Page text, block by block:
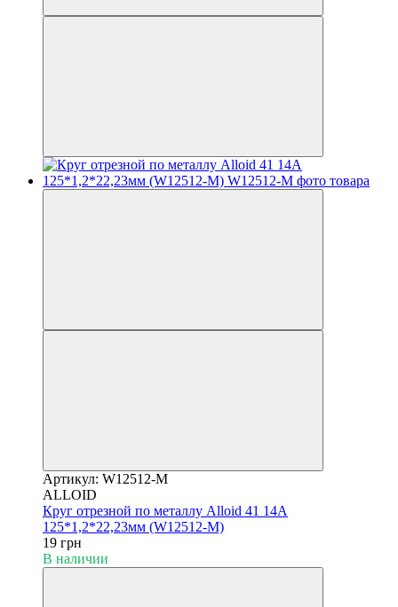
Артикул: W12512-M
ALLOID
Круг отрезной по металлу Alloid 41 14А
125*1,2*22,23мм (W12512-M)
19 грн
В наличии